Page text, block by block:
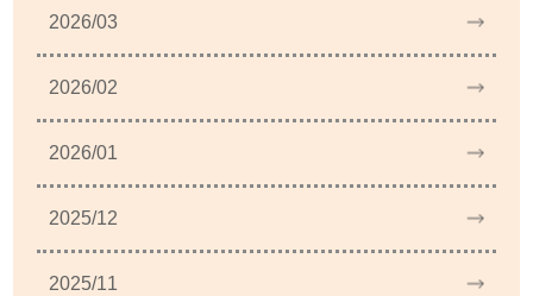
2026/03
2026/02
2026/01
2025/12
2025/11